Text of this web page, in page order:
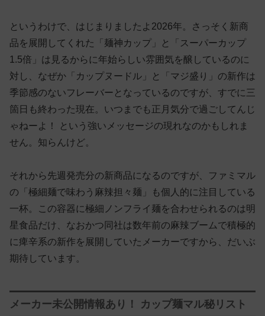
というわけで、はじまりましたよ2026年。さっそく新商
品を展開してくれた「麺神カップ」と「スーパーカップ
1.5倍」は見るからに年始らしい雰囲気を醸しているのに
対し、なぜか「カップヌードル」と「マジ盛り」の新作は
季節感のないフレーバーとなっているのですが、すでに三
箇日も終わった現在。いつまでも正月気分で過ごしてんじ
ゃねーよ！ という強いメッセージの現れなのかもしれま
せん。知らんけど。
それから先週発売分の新商品になるのですが、ファミマル
の「極細麺で味わう麻辣担々麺」も個人的に注目している
一杯。この容器に極細ノンフライ麺を合わせられるのは明
星食品だけ、なおかつ同社は数年前の麻辣ブームで積極的
に痺辛系の新作を展開していたメーカーですから、だいぶ
期待しています。
メーカー未公開情報あり！ カップ麺マル秘リスト